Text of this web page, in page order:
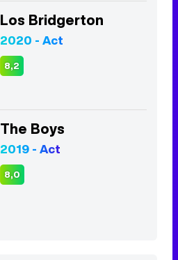
Los Bridgerton
2020 - Act
8,2
The Boys
2019 - Act
8,0